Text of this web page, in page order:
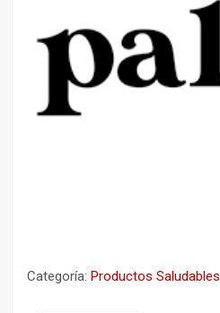
Categoría: Productos Saludables